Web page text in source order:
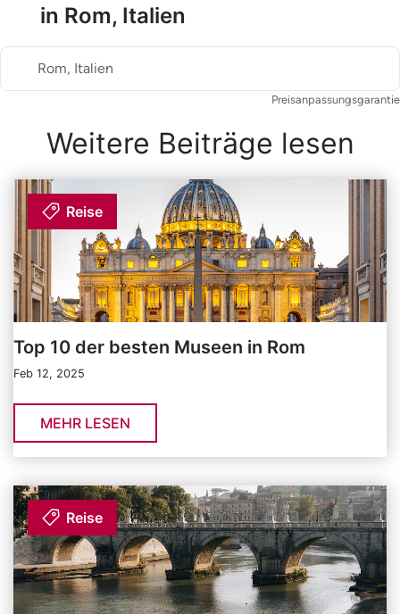
in Rom, Italien
Rom, Italien
Preisanpassungsgarantie
Weitere Beiträge lesen
Reise
Top 10 der besten Museen in Rom
Feb 12, 2025
MEHR LESEN
Reise